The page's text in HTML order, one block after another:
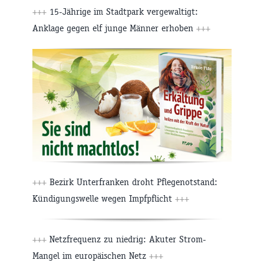
+++ 15-Jährige im Stadtpark vergewaltigt:
Anklage gegen elf junge Männer erhoben +++
+++ Bezirk Unterfranken droht Pflegenotstand:
Kündigungswelle wegen Impfpflicht +++
+++ Netzfrequenz zu niedrig: Akuter Strom-
Mangel im europäischen Netz +++